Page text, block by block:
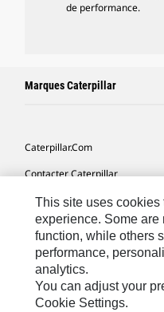
de performance.
Marques Caterpillar
Caterpillar.com
Contacter Caterpillar
Mes Préférences Marketing
Plan Du Site
Cookie Settings
Légales
Confidentialité
This site uses cookies
experience. Some are
function, while others
performance,
analytics.
You can adjust your
Cookie Settings.